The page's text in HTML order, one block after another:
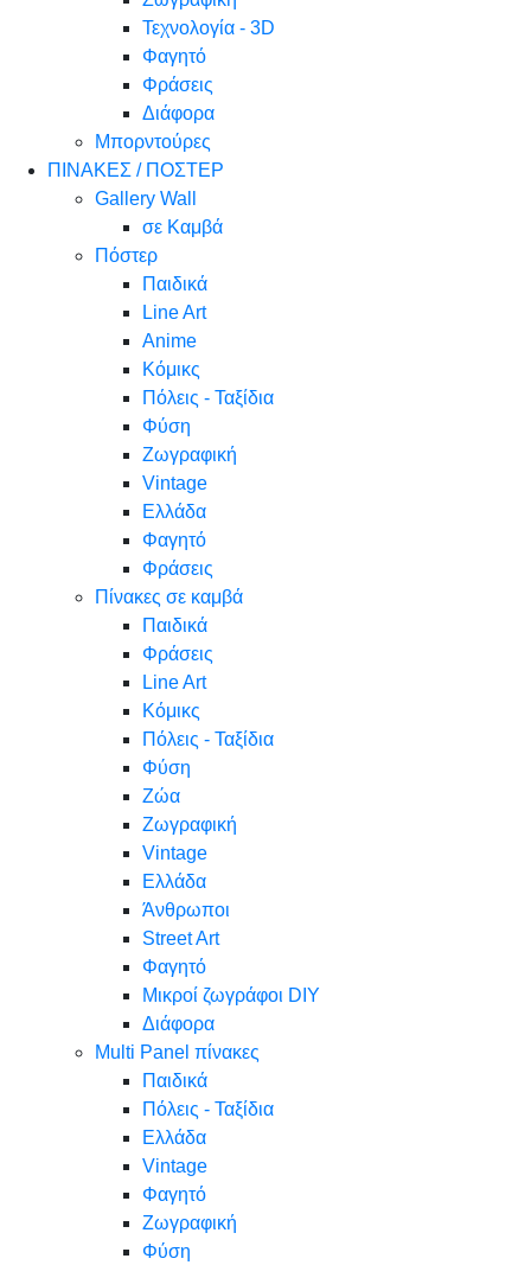
Τεχνολογία - 3D
Φαγητό
Φράσεις
Διάφορα
Μπορντούρες
ΠΙΝΑΚΕΣ / ΠΟΣΤΕΡ
Gallery Wall
σε Καμβά
Πόστερ
Παιδικά
Line Art
Anime
Κόμικς
Πόλεις - Ταξίδια
Φύση
Ζωγραφική
Vintage
Ελλάδα
Φαγητό
Φράσεις
Πίνακες σε καμβά
Παιδικά
Φράσεις
Line Art
Κόμικς
Πόλεις - Ταξίδια
Φύση
Ζώα
Ζωγραφική
Vintage
Ελλάδα
Άνθρωποι
Street Art
Φαγητό
Μικροί ζωγράφοι DIY
Διάφορα
Multi Panel πίνακες
Παιδικά
Πόλεις - Ταξίδια
Ελλάδα
Vintage
Φαγητό
Ζωγραφική
Φύση